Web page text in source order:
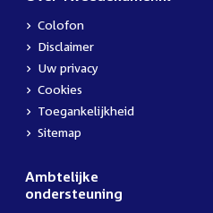
Colofon
Disclaimer
Uw privacy
Cookies
Toegankelijkheid
Sitemap
Ambtelijke
ondersteuning